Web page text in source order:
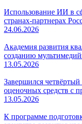
Использование ИИ в
странах-партнерах
24.06.2026
Академия развития
созданию
13.05.2026
Завершился
оценочных средств с
13.05.2026
К программе